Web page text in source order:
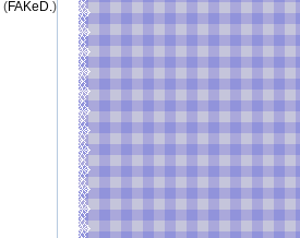
(FAKeD.)